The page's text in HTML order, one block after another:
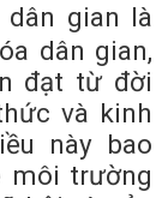
gian là
dân gian,
đạt từ đời
và kinh
này bao
môi trường